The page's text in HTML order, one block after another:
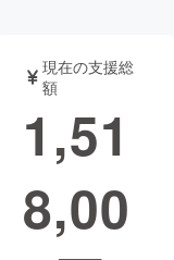
書籍・雑誌
チャレンジ
現在の支援総
額
1,51
8,00